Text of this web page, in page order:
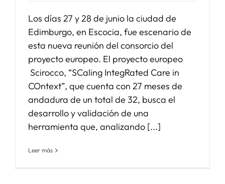
Los días 27 y 28 de junio la ciudad de
Edimburgo, en Escocia, fue escenario de
esta nueva reunión del consorcio del
proyecto europeo. El proyecto europeo
Scirocco, “SCaling IntegRated Care in
COntext”, que cuenta con 27 meses de
andadura de un total de 32, busca el
desarrollo y validación de una
herramienta que, analizando [...]
Leer más